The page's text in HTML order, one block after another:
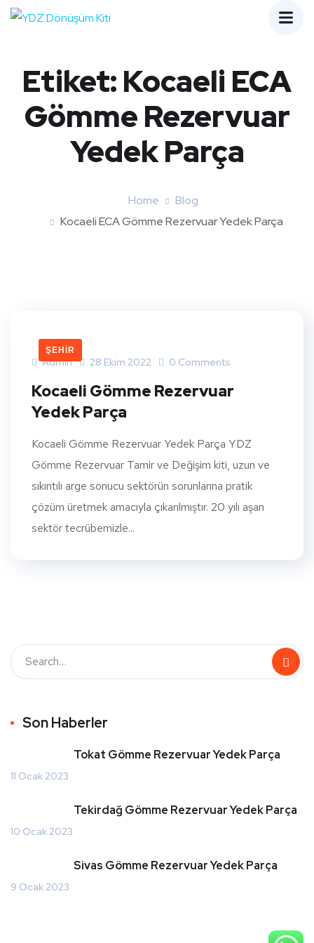
Etiket:Kocaeli ECA
Gömme Rezervuar
Yedek Parça
Home
Blog
Kocaeli ECA Gömme Rezervuar Yedek Parça
ŞEHIR
Admin 28 Ekim 2022 0 Comments
Kocaeli Gömme Rezervuar
Yedek Parça
Kocaeli Gömme Rezervuar Yedek Parça YDZ
Gömme Rezervuar Tamir ve Değişim kiti, uzun ve
sıkıntılı arge sonucu sektörün sorunlarına pratik
çözüm üretmek amacıyla çıkarılmıştır. 20 yılı aşan
sektör tecrübemizle...
Son Haberler
Tokat Gömme Rezervuar Yedek Parça
11 Ocak 2023
Tekirdağ Gömme Rezervuar Yedek Parça
10 Ocak 2023
Sivas Gömme Rezervuar Yedek Parça
9 Ocak 2023